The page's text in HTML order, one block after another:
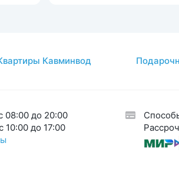
5 Кавминвод
08:00 до 20:00
10:00 до 17:00